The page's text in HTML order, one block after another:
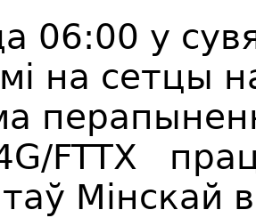
06:00 у
на сетцы
FTTX
Мінскай